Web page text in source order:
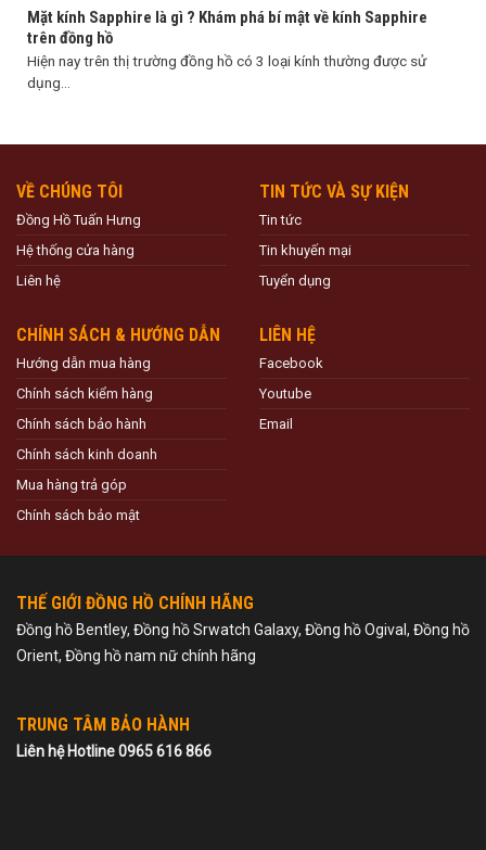
Mặt kính Sapphire là gì ? Khám phá bí mật về kính Sapphire
trên đồng hồ
Hiện nay trên thị trường đồng hồ có 3 loại kính thường được sử
dụng...
VỀ CHÚNG TÔI
Đồng Hồ Tuấn Hưng
Hệ thống cửa hàng
Liên hệ
TIN TỨC VÀ SỰ KIỆN
Tin tức
Tin khuyến mại
Tuyển dụng
CHÍNH SÁCH & HƯỚNG DẪN
Hướng dẫn mua hàng
Chính sách kiểm hàng
Chính sách bảo hành
Chính sách kinh doanh
Mua hàng trả góp
Chính sách bảo mật
LIÊN HỆ
Facebook
Youtube
Email
THẾ GIỚI ĐỒNG HỒ CHÍNH HÃNG
Đồng hồ Bentley, Đồng hồ Srwatch Galaxy, Đồng hồ Ogival, Đồng hồ
Orient, Đồng hồ nam nữ chính hãng
TRUNG TÂM BẢO HÀNH
Liên hệ Hotline 0965 616 866